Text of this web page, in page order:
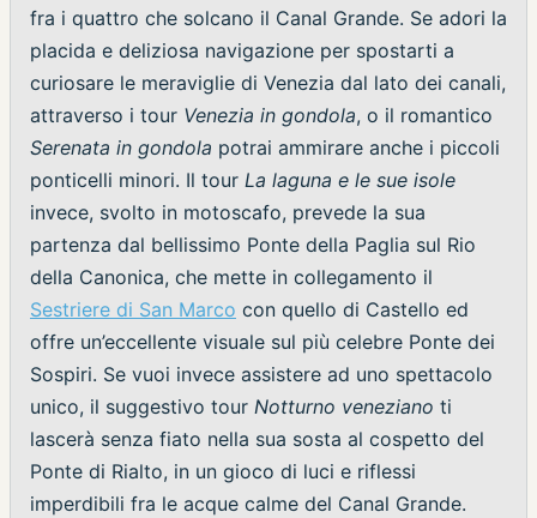
fra i quattro che solcano il Canal Grande. Se adori la
placida e deliziosa navigazione per spostarti a
curiosare le meraviglie di Venezia dal lato dei canali,
attraverso i tour Venezia in gondola, o il romantico
Serenata in gondola potrai ammirare anche i piccoli
ponticelli minori. Il tour La laguna e le sue isole
invece, svolto in motoscafo, prevede la sua
partenza dal bellissimo Ponte della Paglia sul Rio
della Canonica, che mette in collegamento il
Sestriere di San Marco con quello di Castello ed
offre un’eccellente visuale sul più celebre Ponte dei
Sospiri. Se vuoi invece assistere ad uno spettacolo
unico, il suggestivo tour Notturno veneziano ti
lascerà senza fiato nella sua sosta al cospetto del
Ponte di Rialto, in un gioco di luci e riflessi
imperdibili fra le acque calme del Canal Grande.